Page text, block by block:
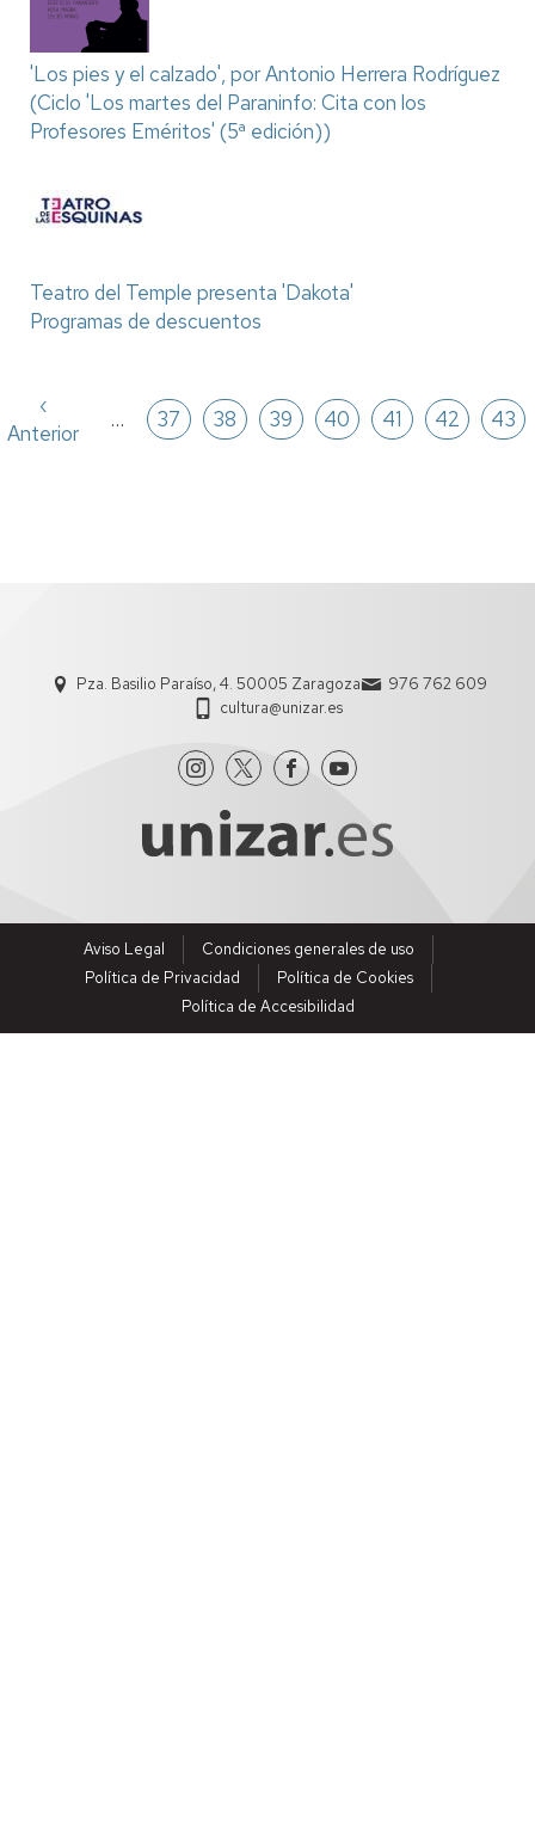
'Los pies y el calzado', por Antonio Herrera Rodríguez
(Ciclo 'Los martes del Paraninfo: Cita con los
Profesores Eméritos' (5ª edición))
Teatro del Temple presenta 'Dakota'
Programas de descuentos
Página
anterior
‹
Anterior
… Página
37 Página
38 Página
39 Página
40 Página
41 Página
42 43
Pza. Basilio Paraíso, 4. 50005 Zaragoza
976 762 609
cultura@unizar.es
Aviso Legal
Condiciones generales de uso
Política de Privacidad
Política de Cookies
Política de Accesibilidad